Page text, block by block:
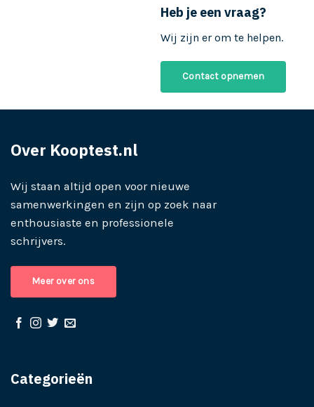
Heb je een vraag?
Wij zijn er om te helpen.
Contact opnemen
Over Kooptest.nl
Wij staan altijd open voor nieuwe
samenwerkingen en zijn op zoek naar
enthousiaste en professionele
schrijvers.
Meer over ons
Categorieën